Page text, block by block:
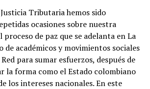
Tributaria hemos sido
ocasiones sobre nuestra
de paz que se adelanta en La
de académicos y movimientos sociales
para sumar esfuerzos, después de
la forma como el Estado colombiano
los intereses nacionales. En este